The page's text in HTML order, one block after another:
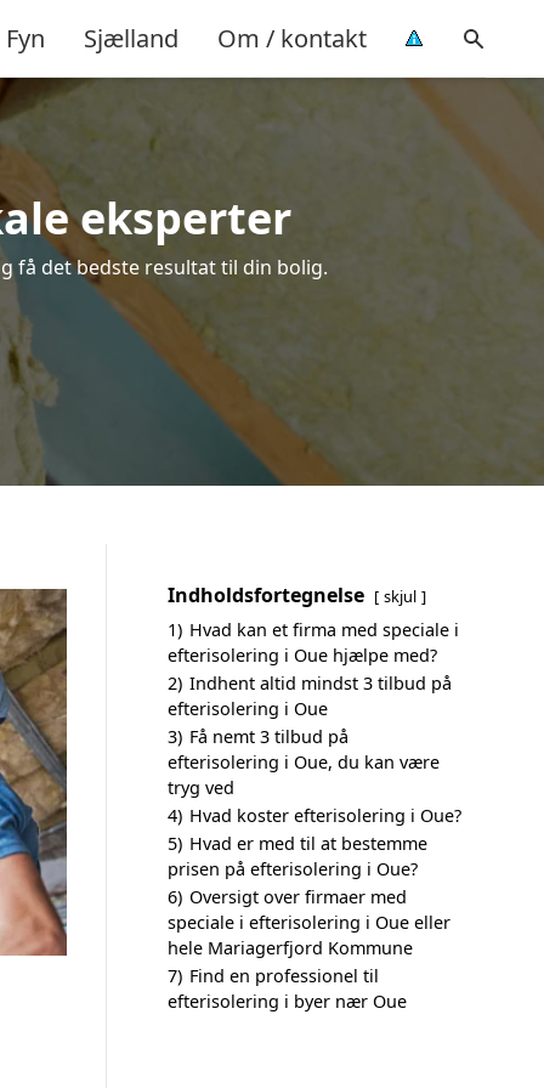
Fyn Sjælland Om / kontakt
eksperter
få det bedste resultat til din bolig.
Indholdsfortegnelse skjul
1) Hvad kan et firma med speciale i
efterisolering i Oue hjælpe med?
2) Indhent altid mindst 3 tilbud på
efterisolering i Oue
3) Få nemt 3 tilbud på
efterisolering i Oue, du kan være
tryg ved
4) Hvad koster efterisolering i Oue?
5) Hvad er med til at bestemme
prisen på efterisolering i Oue?
6) Oversigt over firmaer med
speciale i efterisolering i Oue eller
hele Mariagerfjord Kommune
7) Find en professionel til
efterisolering i byer nær Oue